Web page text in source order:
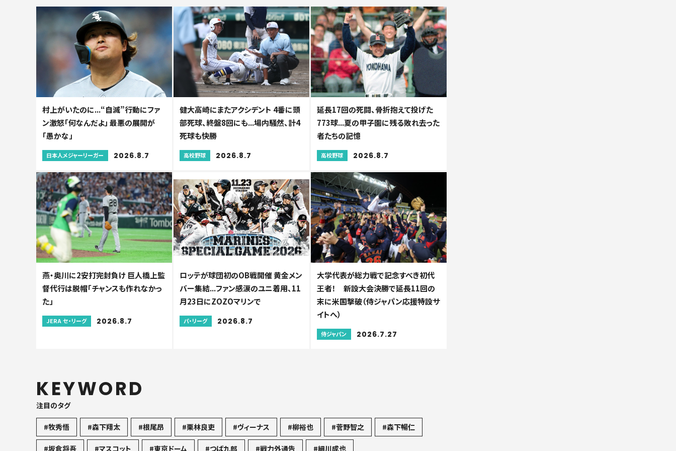
村上がいたのに...“自滅”行動にファ
ン激怒「何なんだよ」 最悪の展開が
「愚かな」
日本人メジャーリーガー 2026.8.7
健大高崎にまたアクシデント 4番に頭
部死球、終盤8回にも...場内騒然、計4
死球も快勝
高校野球 2026.8.7
延長17回の死闘、骨折抱えて投げた
773球...夏の甲子園に残る敗れ去った
者たちの記憶
高校野球 2026.8.7
燕・奥川に2安打完封負け 巨人橋上監
督代行は脱帽「チャンスも作れなかっ
た」
JERA セ・リーグ 2026.8.7
ロッテが球団初のOB戦開催 黄金メン
バー集結...ファン感涙のユニ着用、11
月23日にZOZOマリンで
パ・リーグ 2026.8.7
大学代表が総力戦で記念すべき初代
王者！ 新設大会決勝で延長11回の
末に米国撃破（侍ジャパン応援特設サ
イトへ）
侍ジャパン 2026.7.27
KEYWORD
注目のタグ
#牧秀悟 #森下翔太 #根尾昂 #栗林良吏 #ヴィーナス #柳裕也 #菅野智之 #森下暢仁
#坂倉将吾 #マスコット #東京ドーム #つば九郎 #戦力外通告 #細川成也